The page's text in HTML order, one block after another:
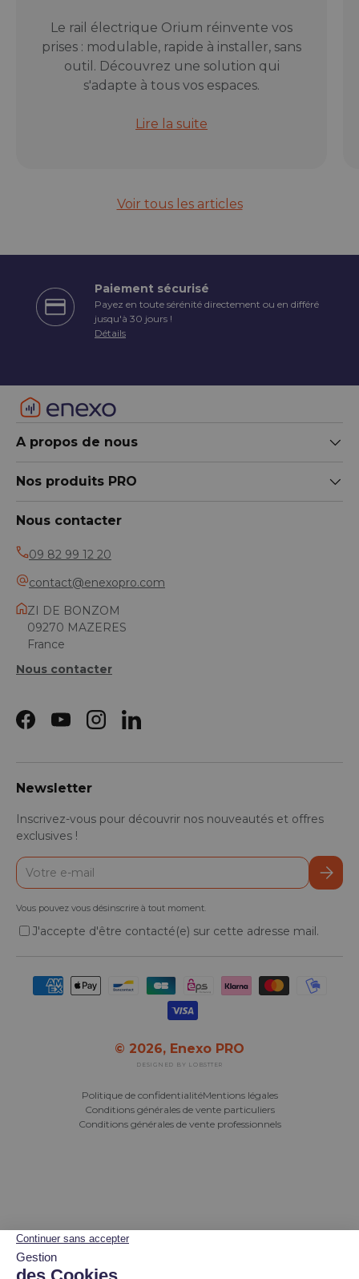
Le rail électrique Orium réinvente vos
prises : modulable, rapide à installer, sans
outil. Découvrez une solution qui
s'adapte à tous vos espaces.
Rail électrique modulable Orium :
Lire la suite
Voir tous les articles
Paiement sécurisé
Payez en toute sérénité directement ou en différé
jusqu'à 30 jours !
Détails
A propos de nous
Nos produits PRO
Nous contacter
09 82 99 12 20
contact@enexopro.com
ZI DE BONZOM
09270 MAZERES
France
Nous contacter
Facebook
YouTubeInstagramLinkedIn
Newsletter
Inscrivez-vous pour découvrir nos nouveautés et offres
exclusives !
E-mail
Vous pouvez vous désinscrire à tout moment.
J'accepte d'être contacté(e) sur cette adresse mail.
Moyens de paiement acceptés
© 2026, Enexo PRO
DESIGNED BY LOBSTTER
Politique de confidentialitéMentions légales
Conditions générales de vente particuliers
Conditions générales de vente professionnels